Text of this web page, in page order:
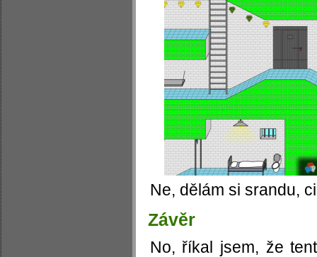
Ne, dělám si srandu,
Závěr
No, říkal jsem, že